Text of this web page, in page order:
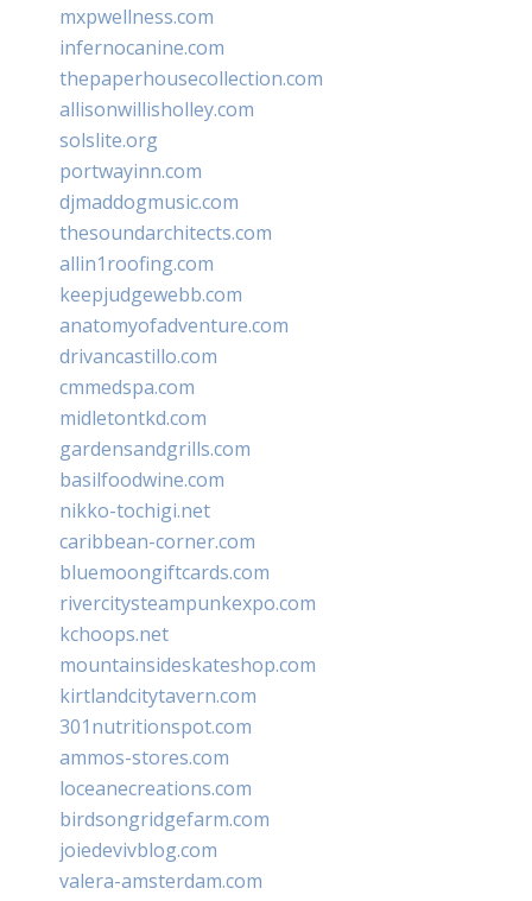
mxpwellness.com
infernocanine.com
thepaperhousecollection.com
allisonwillisholley.com
solslite.org
portwayinn.com
djmaddogmusic.com
thesoundarchitects.com
allin1roofing.com
keepjudgewebb.com
anatomyofadventure.com
drivancastillo.com
cmmedspa.com
midletontkd.com
gardensandgrills.com
basilfoodwine.com
nikko-tochigi.net
caribbean-corner.com
bluemoongiftcards.com
rivercitysteampunkexpo.com
kchoops.net
mountainsideskateshop.com
kirtlandcitytavern.com
301nutritionspot.com
ammos-stores.com
loceanecreations.com
birdsongridgefarm.com
joiedevivblog.com
valera-amsterdam.com